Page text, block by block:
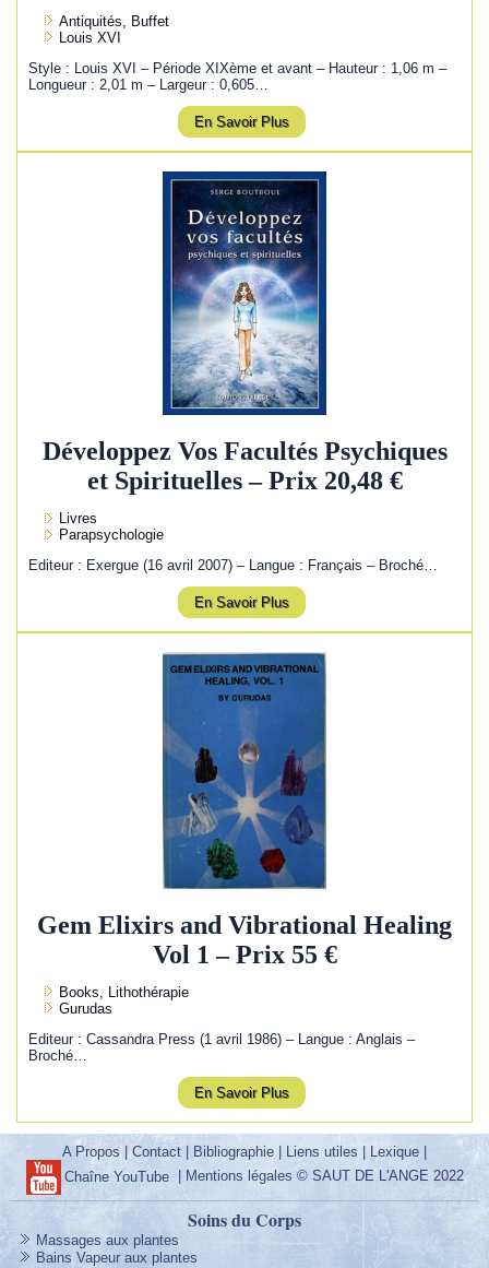
Antiquités, Buffet
Louis XVI
Style : Louis XVI – Période XIXème et avant – Hauteur : 1,06 m –
Longueur : 2,01 m – Largeur : 0,605…
En Savoir Plus
Développez Vos Facultés Psychiques
et Spirituelles – Prix 20,48 €
Livres
Parapsychologie
Editeur : Exergue (16 avril 2007) – Langue : Français – Broché…
En Savoir Plus
Gem Elixirs and Vibrational Healing
Vol 1 – Prix 55 €
Books, Lithothérapie
Gurudas
Editeur : Cassandra Press (1 avril 1986) – Langue : Anglais –
Broché…
En Savoir Plus
A Propos |Contact | Bibliographie | Liens utiles| Lexique |
Chaîne YouTube| Mentions légales © SAUT DE L'ANGE 2022
Soins du Corps
Massages aux plantes
Bains Vapeur aux plantes